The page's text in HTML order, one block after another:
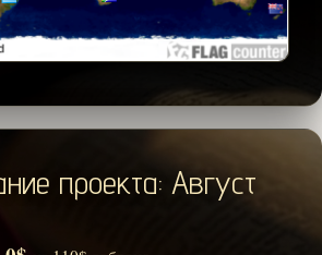
проекта: Август